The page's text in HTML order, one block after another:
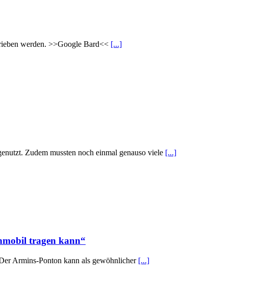
werden. >>Google Bard<< [...]
Zudem mussten noch einmal genauso viele [...]
tragen kann“
Armins-Ponton kann als gewöhnlicher [...]